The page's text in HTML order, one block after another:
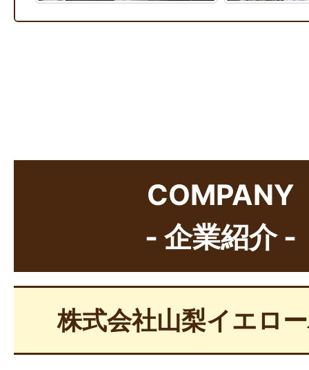
COMPANY
- 企業紹介 -
株式会社山梨イエロ